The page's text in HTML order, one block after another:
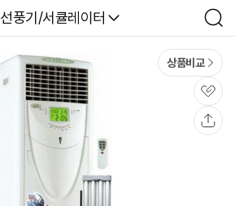
다나와
선풍기/서큘레이터
검
색
상품비교
관
심